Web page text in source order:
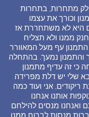
מתחרות, בתחרות
וכורך את עצמו
היא לא משתחררת אז
ממנו ולא תצליח
עף מעל המאוורר
והתמנון נמעך. בהתחלה
כי זה עדיף מתמנון
שלי יש דלת מפרידה
אני ועוד כמה
אותנו אנחנו
ואנחנו מנסים להילחם